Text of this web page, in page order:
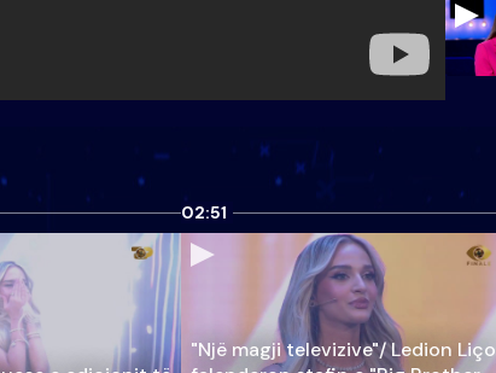
02:51
"Një magji televizive"/ Ledion Liço